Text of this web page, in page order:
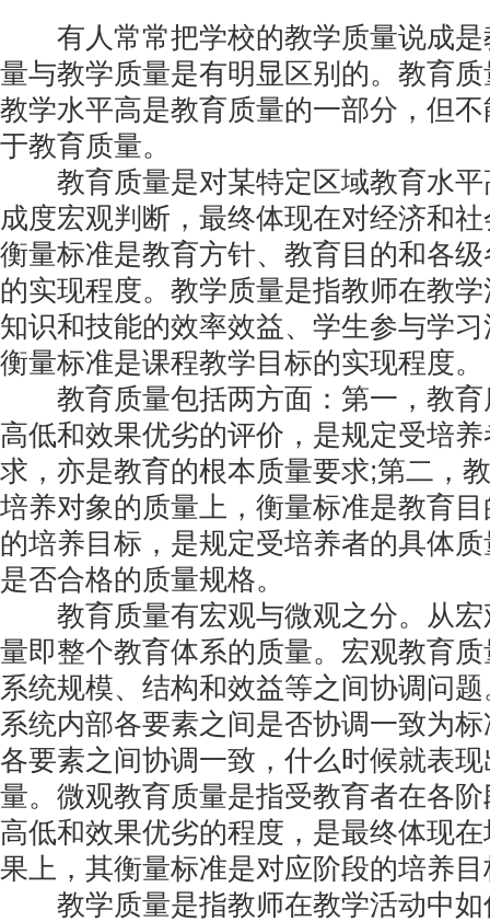
有人常常把学校的教学质量说成是
量与教学质量是有明显区别的。教育
教学水平高是教育质量的一部分，但
于教育质量。
教育质量是对某特定区域教育水平
成度宏观判断，最终体现在对经济和
衡量标准是教育方针、教育目的和各
的实现程度。教学质量是指教师在教
知识和技能的效率效益、学生参与学
衡量标准是课程教学目标的实现程度。
教育质量包括两方面：第一，教育
高低和效果优劣的评价，是规定受培
求，亦是教育的根本质量要求;第二，
培养对象的质量上，衡量标准是教育
的培养目标，是规定受培养者的具体
是否合格的质量规格。
教育质量有宏观与微观之分。从宏
量即整个教育体系的质量。宏观教育
系统规模、结构和效益等之间协调问
系统内部各要素之间是否协调一致为
各要素之间协调一致，什么时候就表
量。微观教育质量是指受教育者在各
高低和效果优劣的程度，是最终体现
果上，其衡量标准是对应阶段的培养
教学质量是指教师在教学活动中如